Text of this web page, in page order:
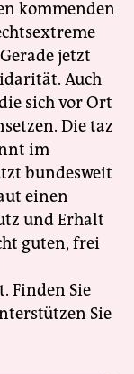
kommenden
jetzt
Auch
sich vor Ort
Die taz
im
bundesweit
einen
und Erhalt
guten, frei
Finden Sie
Sie